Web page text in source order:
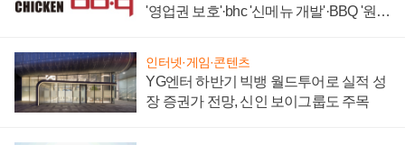
'영업권 보호'·bhc '신메뉴 개발'·BBQ '원가
인터넷·게임·콘텐츠
YG엔터 하반기 빅뱅 월드투어로 실적 성
장 증권가 전망, 신인 보이그룹도 주목